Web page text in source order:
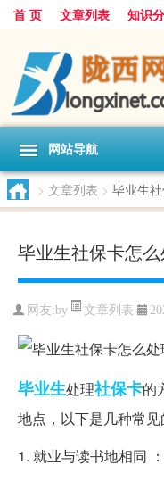
首 页 文章列表 知识
网站导航
> 文章列表 > 毕业生
毕业生社保卡怎
网友:by 文章列表
毕业生处理社保卡的
地点，以下是几种常见
1. 就业与读书地相同 ：